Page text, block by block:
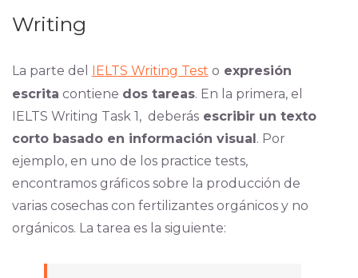
Writing
La parte del IELTS Writing Test o expresión
escrita contiene dos tareas. En la primera, el
IELTS Writing Task 1, deberásescribir un texto
corto basado en información visual. Por
ejemplo, en uno de los practice tests,
encontramos gráficos sobre la producción de
varias cosechas con fertilizantes orgánicos y no
orgánicos. La tarea es la siguiente: